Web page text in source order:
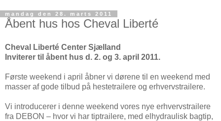
mandag den 28. marts 2011
Åbent hus hos Cheval Liberté
Cheval Liberté Center Sjælland
Inviterer til åbent hus d. 2. og 3. april 2011.
Første weekend i april åbner vi dørene til en weekend med
masser af gode tilbud på hestetrailere og erhvervstrailere.
Vi introducerer i denne weekend vores nye erhvervstrailere
fra DEBON – hvor vi har tiptrailere, med elhydraulisk bagtip,